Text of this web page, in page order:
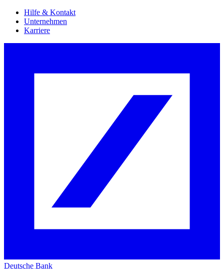
Hilfe & Kontakt
Unternehmen
Karriere
Deutsche Bank